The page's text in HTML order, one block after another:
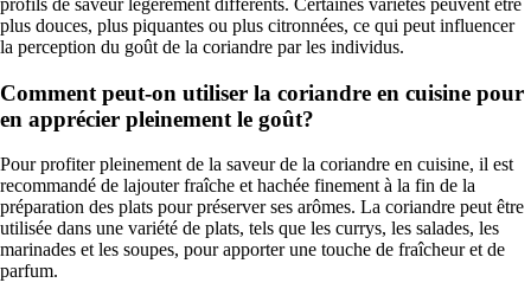
plus douces, plus piquantes ou plus citronnées, ce qui peut influencer
la perception du goût de la coriandre par les individus.
Comment peut-on utiliser la coriandre en cuisine pour
en apprécier pleinement le goût?
Pour profiter pleinement de la saveur de la coriandre en cuisine, il est
recommandé de lajouter fraîche et hachée finement à la fin de la
préparation des plats pour préserver ses arômes. La coriandre peut être
utilisée dans une variété de plats, tels que les currys, les salades, les
marinades et les soupes, pour apporter une touche de fraîcheur et de
parfum.